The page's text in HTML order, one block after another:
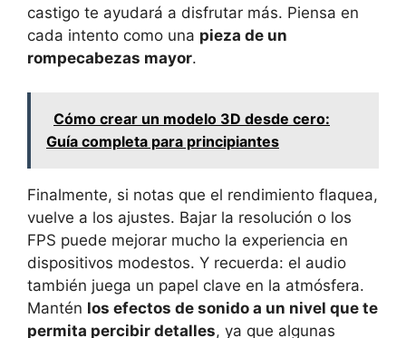
castigo te ayudará a disfrutar más. Piensa en
cada intento como una pieza de un
rompecabezas mayor.
Cómo crear un modelo 3D desde cero:
Guía completa para principiantes
Finalmente, si notas que el rendimiento flaquea,
vuelve a los ajustes. Bajar la resolución o los
FPS puede mejorar mucho la experiencia en
dispositivos modestos. Y recuerda: el audio
también juega un papel clave en la atmósfera.
Mantén los efectos de sonido a un nivel que te
permita percibir detalles, ya que algunas